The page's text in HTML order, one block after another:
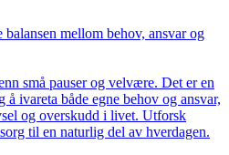
mellom behov, ansvar og
små pauser og velvære. Det er en
å ivareta både egne behov og ansvar,
og overskudd i livet. Utforsk
til en naturlig del av hverdagen.